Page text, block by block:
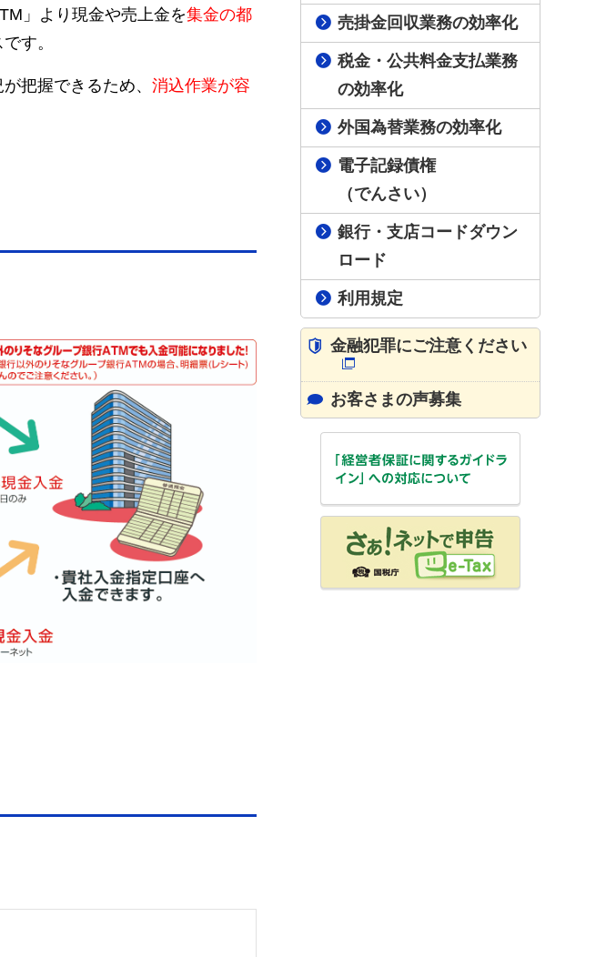
」より現金や売上金を集金の都
す。
把握できるため、 消込作業が容
売掛金回収業務の効率化
税金・公共料金支払業務
の効率化
外国為替業務の効率化
電子記録債権
（でんさい）
銀行・支店コードダウン
ロード
利用規定
金融犯罪にご注意ください
お客さまの声募集